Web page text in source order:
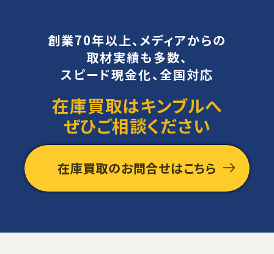
創業70年以上、メディアからの
取材実績も多数、
スピード現金化、全国対応
在庫買取はキンブルへ
ぜひご相談ください
在庫買取のお問合せはこちら